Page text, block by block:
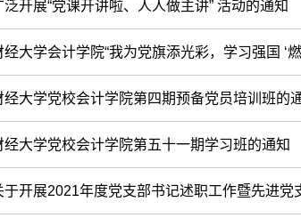
开展“党课开讲啦、人人做主讲” 活动的通知
大学会计学院“我为党旗添光彩，学习强国 ‘
经大学党校会计学院第四期预备党员培训班的
经大学党校会计学院第五十一期学习班的通知
开展2021年度党支部书记述职工作暨先进党支